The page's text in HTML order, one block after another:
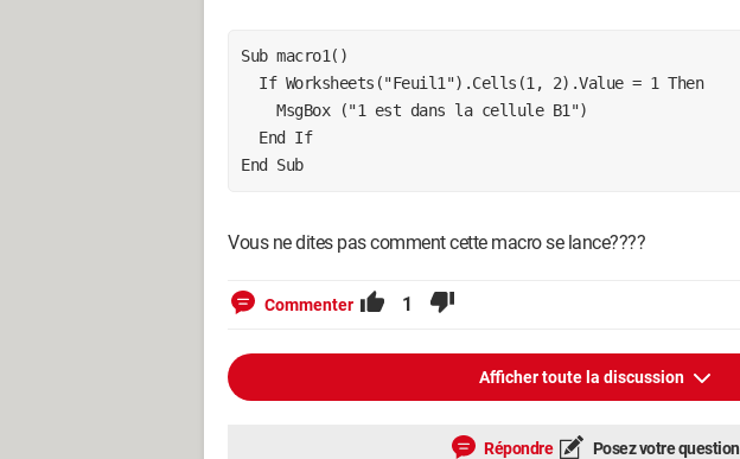
Sub macro1()
End Sub
Vous ne dites pas comment cette macro se lance????
Commenter 1
Afficher toute la discussion
Répondre Posez votre question